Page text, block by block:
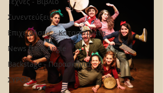
Συνεντεύξεις
Επιχειρήσεις - Καταστήματα
News from Angie
Backstage - Παρασκήνια
ΣΥΡΟΣ